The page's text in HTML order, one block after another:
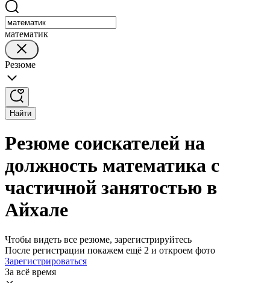
математик
Резюме
Найти
Резюме соискателей на
должность математика с
частичной занятостью в
Айхале
Чтобы видеть все резюме, зарегистрируйтесь
После регистрации покажем ещё 2 и откроем фото
Зарегистрироваться
За всё время